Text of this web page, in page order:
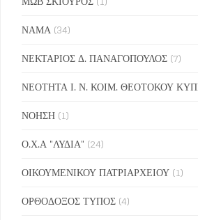
ΝΑΜΑ (34)
ΝΕΚΤΑΡΙΟΣ Δ. ΠΑΝΑΓΟΠΟΥΛΟΣ (7)
ΝΕΟΤΗΤΑ Ι. Ν. ΚΟΙΜ. ΘΕΟΤΟΚΟΥ
ΝΟΗΣΗ (1)
Ο.Χ.Α "ΛΥΔΙΑ" (24)
ΟΙΚΟΥΜΕΝΙΚΟΥ ΠΑΤΡΙΑΡΧΕΙΟΥ (1)
ΟΡΘΟΔΟΞΟΣ ΤΥΠΟΣ (4)